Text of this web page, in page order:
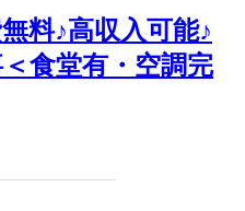
料♪高収入可能♪
食堂有・空調完